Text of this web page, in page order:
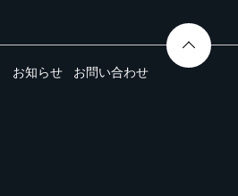
お知らせ お問い合わせ